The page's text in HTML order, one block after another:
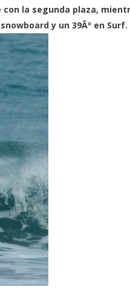
con la segunda plaza,
y un 39Âº en Surf.